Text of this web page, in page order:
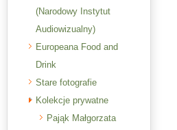
(Narodowy Instytut
Audiowizualny)
Europeana Food and
Drink
Stare fotografie
Kolekcje prywatne
Pająk Małgorzata